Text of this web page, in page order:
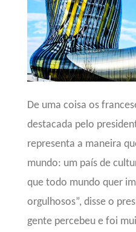
De uma coisa os
destacada pelo
representa a maneira
mundo: um país de
que todo mundo quer
orgulhosos”, disse o
gente percebeu e foi